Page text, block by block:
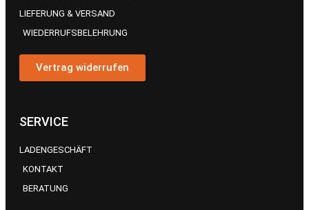
LIEFERUNG & VERSAND
WIEDERRUFSBELEHRUNG
Vertrag widerrufen
SERVICE
LADENGESCHÄFT
KONTAKT
BERATUNG